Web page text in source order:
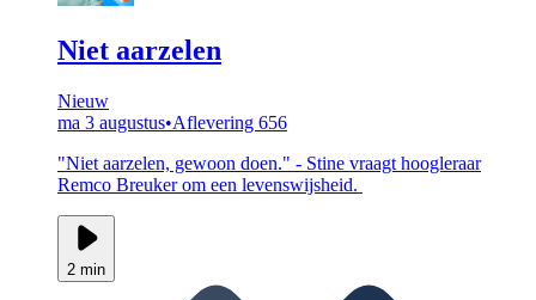
Niet aarzelen
Nieuw
ma 3 augustus•Aflevering 656
"Niet aarzelen, gewoon doen." - Stine vraagt hoogleraar
Remco Breuker om een levenswijsheid.
2 min